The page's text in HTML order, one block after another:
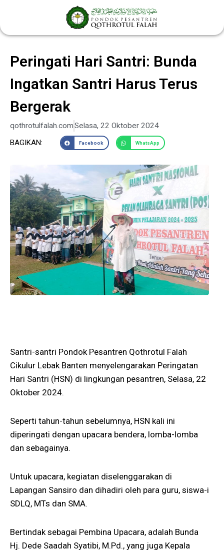
konten
Peringati Hari Santri: Bunda
Ingatkan Santri Harus Terus
Bergerak
qothrotulfalah.comSelasa, 22 Oktober 2024
BAGIKAN:
Facebook WhatsApp
Santri-santri Pondok Pesantren Qothrotul Falah
Cikulur Lebak Banten menyelengarakan Peringatan
Hari Santri (HSN) di lingkungan pesantren, Selasa, 22
Oktober 2024.
Seperti tahun-tahun sebelumnya, HSN kali ini
diperingati dengan upacara bendera, lomba-lomba
dan sebagainya.
Untuk upacara, kegiatan diselenggarakan di
Lapangan Sansiro dan dihadiri oleh para guru, siswa-i
SDLQ, MTs dan SMA.
Bertindak sebagai Pembina Upacara, adalah Bunda
Hj. Dede Saadah Syatibi, M.Pd., yang juga Kepala